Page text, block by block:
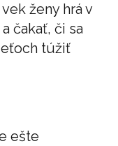
ženy hrá v
čakať, či sa
túžiť
ešte